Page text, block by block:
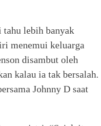
tahu lebih banyak
menemui keluarga
disambut oleh
kalau ia tak bersalah.
Johnny D saat